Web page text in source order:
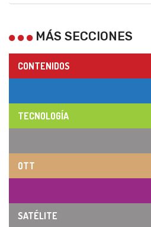
MÁS SECCIONES
CONTENIDOS
TECNOLOGÍA
OTT
SATÉLITE